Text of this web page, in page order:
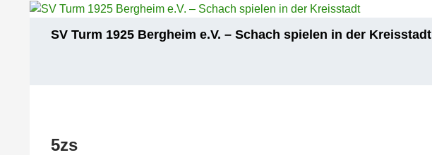
SV Turm 1925 Bergheim e.V. – Schach spielen in der Kreisstadt
5zs